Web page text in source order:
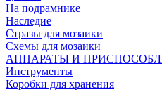
На подрамнике
Наследие
Стразы для мозаики
Схемы для мозаики
АППАРАТЫ И
Инструменты
Коробки для хранения